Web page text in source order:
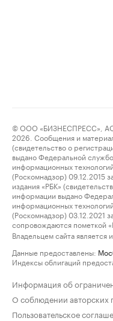
© ООО «БИЗНЕСПРЕСС»,
2026. Сообщения и
(свидетельство о
выдано Федеральной
информационных
(Роскомнадзор) 09.12.2015
издания «РБК»
информации выдано
информационных
(Роскомнадзор)
сопровождаются пометкой
Владельцем сайта является
Данные предоставлены:
Индексы облигаций
Информация об
О соблюдении авторских
Пользовательское